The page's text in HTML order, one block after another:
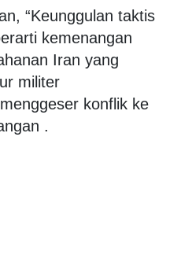
“Keunggulan taktis
kemenangan
Iran yang
militer
konflik ke
.